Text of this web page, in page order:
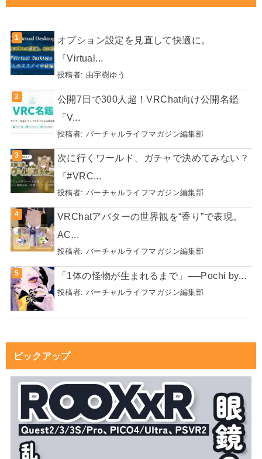
オプション設定を見直して快適に。
『Virtual...
投稿者: 由宇樹ゆう
公開7日で300人超！VRChat向け公開名鑑
「V...
投稿者: バーチャルライフマガジン編集部
次に行くワールド、ガチャで決めてみない？
『#VRC...
投稿者: バーチャルライフマガジン編集部
VRChatアバターの世界観を“香り”で表現。
AC...
投稿者: バーチャルライフマガジン編集部
「1体の怪物が生まれるまで」──Pochi by...
投稿者: バーチャルライフマガジン編集部
ピックアップ